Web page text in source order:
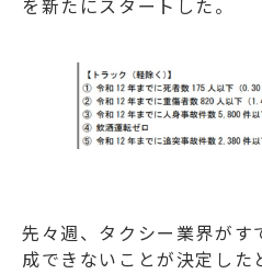
先々週、タクシー業界がす
成できないことが決定した